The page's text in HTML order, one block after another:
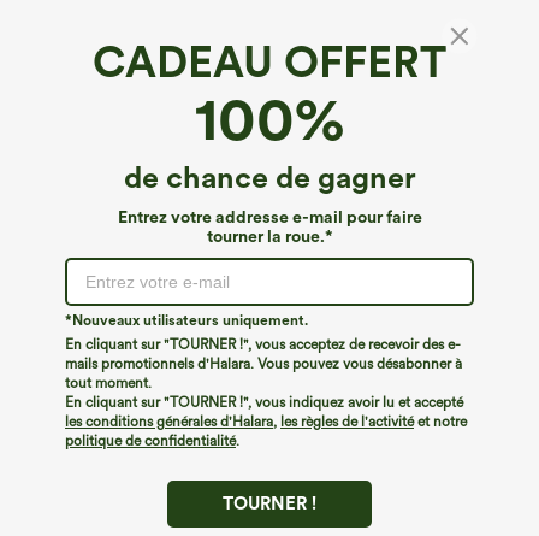
CADEAU OFFERT
100%
de chance de gagner
Entrez votre addresse e-mail pour faire
tourner la roue.*
*Nouveaux utilisateurs uniquement.
En cliquant sur "TOURNER !", vous acceptez de recevoir des e-
mails promotionnels d'Halara. Vous pouvez vous désabonner à
tout moment.
En cliquant sur "TOURNER !", vous indiquez avoir lu et accepté
les conditions générales d'Halara, les règles de l'activitéet notre
politique de confidentialité.
TOURNER !
Achetez-en 2 pour 61,54 € ou 4 pour
Combinaison décontractée chinée à
bretelles réglables, fronces et jambes
€31,95 EUR
Achetez-en 2 pour 52,62 €, 4 pour
Pantalon taille haute à cordon avec
poches, jambe large et coupe ample,